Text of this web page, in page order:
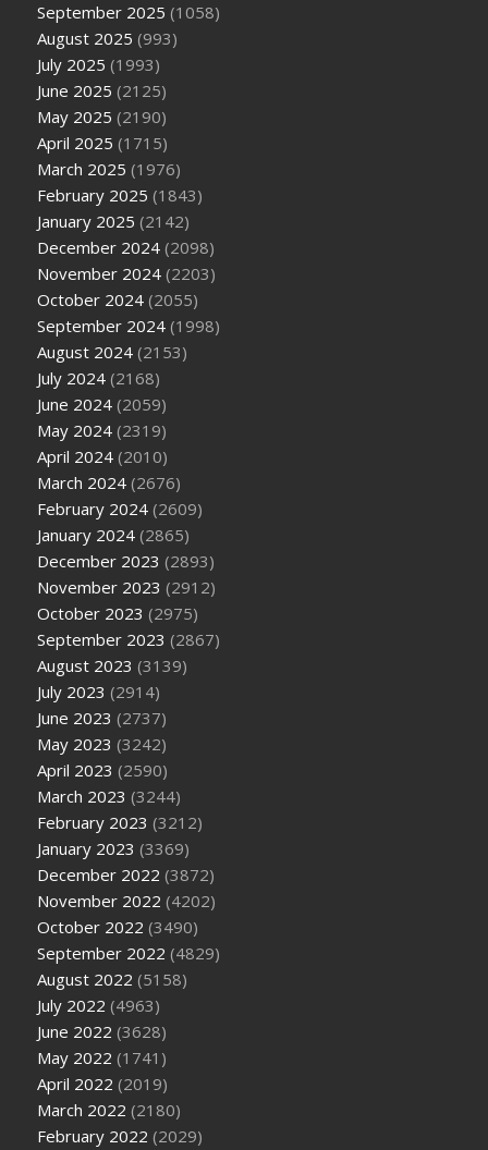
September 2025 (1058)
August 2025 (993)
July 2025 (1993)
June 2025 (2125)
May 2025 (2190)
April 2025 (1715)
March 2025 (1976)
February 2025 (1843)
January 2025 (2142)
December 2024 (2098)
November 2024 (2203)
October 2024 (2055)
September 2024 (1998)
August 2024 (2153)
July 2024 (2168)
June 2024 (2059)
May 2024 (2319)
April 2024 (2010)
March 2024 (2676)
February 2024 (2609)
January 2024 (2865)
December 2023 (2893)
November 2023 (2912)
October 2023 (2975)
September 2023 (2867)
August 2023 (3139)
July 2023 (2914)
June 2023 (2737)
May 2023 (3242)
April 2023 (2590)
March 2023 (3244)
February 2023 (3212)
January 2023 (3369)
December 2022 (3872)
November 2022 (4202)
October 2022 (3490)
September 2022 (4829)
August 2022 (5158)
July 2022 (4963)
June 2022 (3628)
May 2022 (1741)
April 2022 (2019)
March 2022 (2180)
February 2022 (2029)